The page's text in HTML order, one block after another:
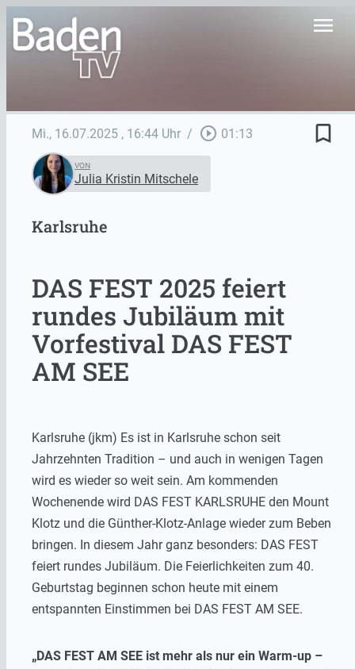
menu
Mi., 16.07.2025 , 16:44 Uhr / play_circle_outline 01:13 bookmark_border
VON
Julia Kristin Mitschele
Karlsruhe
DAS FEST 2025 feiert
rundes Jubiläum mit
Vorfestival DAS FEST
AM SEE
Karlsruhe (jkm) Es ist in Karlsruhe schon seit
Jahrzehnten Tradition – und auch in wenigen Tagen
wird es wieder so weit sein. Am kommenden
Wochenende wird DAS FEST KARLSRUHE den Mount
Klotz und die Günther-Klotz-Anlage wieder zum Beben
bringen. In diesem Jahr ganz besonders: DAS FEST
feiert rundes Jubiläum. Die Feierlichkeiten zum 40.
Geburtstag beginnen schon heute mit einem
entspannten Einstimmen bei DAS FEST AM SEE.
„DAS FEST AM SEE ist mehr als nur ein Warm-up –